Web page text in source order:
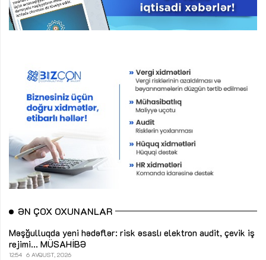
ƏN ÇOX OXUNANLAR
Məşğulluqda yeni hədəflər: risk əsaslı elektron audit, çevik iş
rejimi... MÜSAHİBƏ
12:54 6 AVQUST, 2026